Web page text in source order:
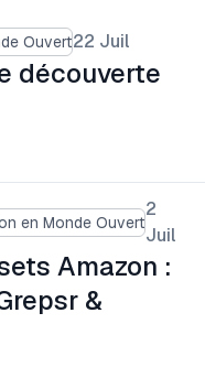
Ouvert22 Juil
découverte
en Monde Ouvert
2
Juil
Amazon :
&